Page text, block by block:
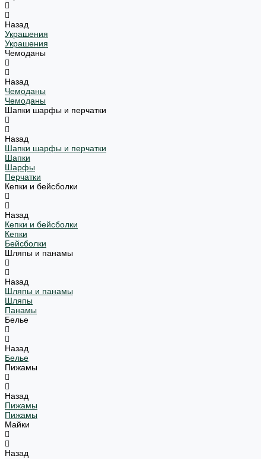
Назад
Украшения
Украшения
Чемоданы
Назад
Чемоданы
Чемоданы
Шапки шарфы и перчатки
Назад
Шапки шарфы и перчатки
Шапки
Шарфы
Перчатки
Кепки и бейсболки
Назад
Кепки и бейсболки
Кепки
Бейсболки
Шляпы и панамы
Назад
Шляпы и панамы
Шляпы
Панамы
Белье
Назад
Белье
Пижамы
Назад
Пижамы
Пижамы
Майки
Назад